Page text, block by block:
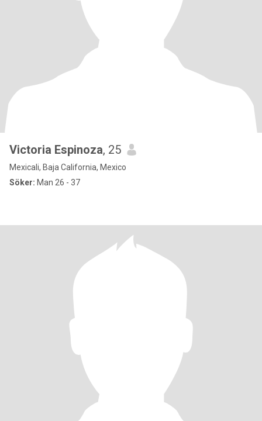
Victoria Espinoza, 25
Mexicali, Baja California, Mexico
Söker: Man 26 - 37